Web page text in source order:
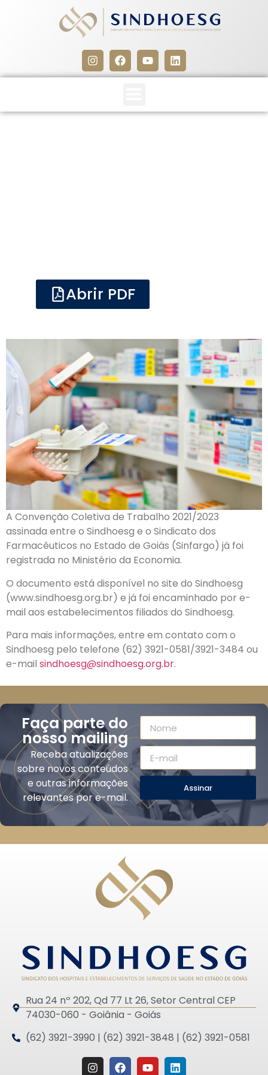
Abrir PDF
A Convenção Coletiva de Trabalho 2021/2023
assinada entre o Sindhoesg e o Sindicato dos
Farmacêuticos no Estado de Goiás (Sinfargo) já foi
registrada no Ministério da Economia.
O documento está disponível no site do Sindhoesg
(www.sindhoesg.org.br) e já foi encaminhado por e-
mail aos estabelecimentos filiados do Sindhoesg.
Para mais informações, entre em contato com o
Sindhoesg pelo telefone (62) 3921-0581/3921-3484 ou
e-mail sindhoesg@sindhoesg.org.br.
Faça parte do
nosso mailing
Receba atualizações
sobre novos conteúdos
e outras informações
relevantes por e-mail.
Assinar
Rua 24 nº 202, Qd 77 Lt 26, Setor Central CEP
74030-060 - Goiânia - Goiás
(62) 3921-3990 | (62) 3921-3848 | (62) 3921-0581